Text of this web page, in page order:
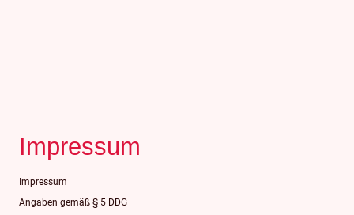
Impressum
Impressum
Angaben gemäß § 5 DDG